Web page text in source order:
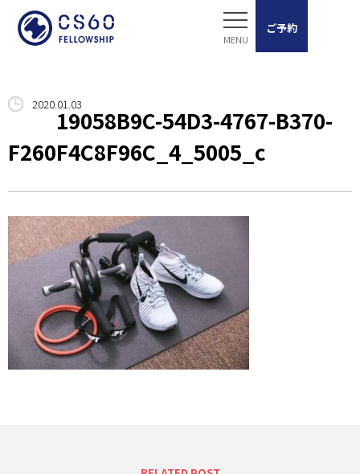
サービス案内
お客様の声
ブログ
アクセス
ご予約
2020.01.03
19058B9C-54D3-4767-B370-
F260F4C8F96C_4_5005_c